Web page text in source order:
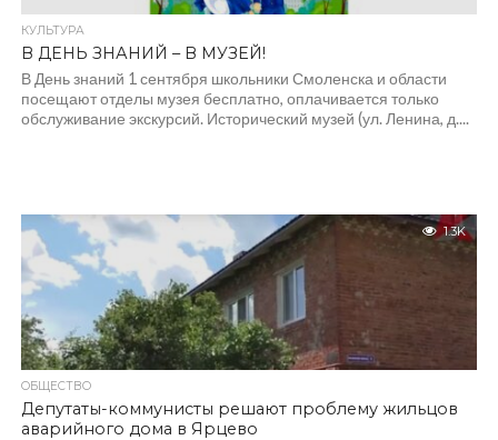
КУЛЬТУРА
В ДЕНЬ ЗНАНИЙ – В МУЗЕЙ!
В День знаний 1 сентября школьники Смоленска и области
посещают отделы музея бесплатно, оплачивается только
обслуживание экскурсий. Исторический музей (ул. Ленина, д....
1.3K
ОБЩЕСТВО
Депутаты-коммунисты решают проблему жильцов
аварийного дома в Ярцево